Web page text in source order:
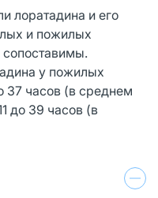
лоратадина и его
и пожилых
у пожилых
37 часов (в среднем
до 39 часов (в